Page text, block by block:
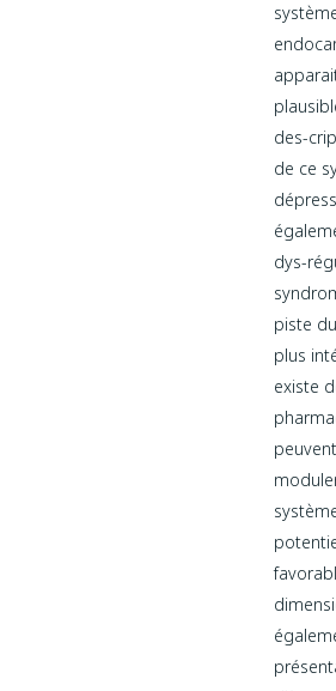
des-
de ce
dys-
piste
plus
existe